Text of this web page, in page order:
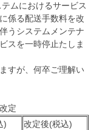
ムにおけるサービス
係る配送手数料を改
うシステムメンテナ
スを一時停止たしま
すが、何卒ご理解い
定
)
改定後(税込)